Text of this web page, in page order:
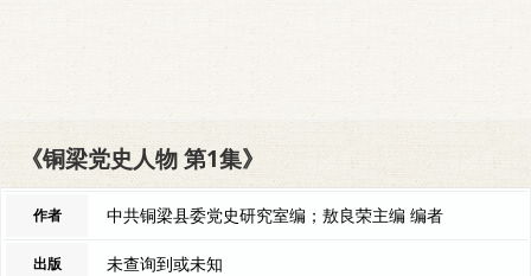
《铜梁党史人物 第1集》
作者 中共铜梁县委党史研究室编；敖良荣主编 编者
出版 未查询到或未知